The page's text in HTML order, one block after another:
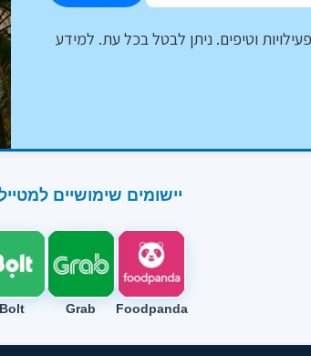
וטיפים. ניתן לבטל בכל עת. למידע
יישומים שימושיים
Foodpanda
Grab
Bolt